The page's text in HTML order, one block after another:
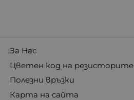
За Нас
Цветен код на резисторите
Полезни връзки
Карта на сайта